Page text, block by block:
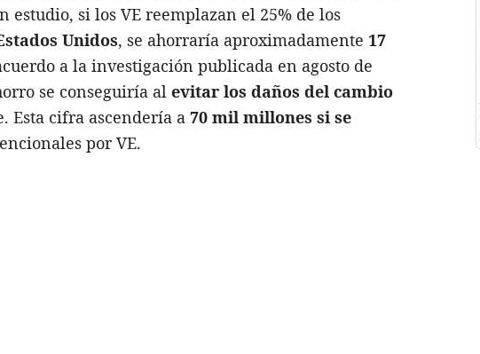
estudio, si los VE reemplazan el 25% de los
Unidos, se ahorraría aproximadamente 17
a la investigación publicada en agosto de
se conseguiría al evitar los daños del cambio
Esta cifra ascendería a 70 mil millones si se
por VE.